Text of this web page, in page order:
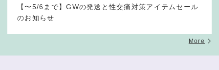
【〜5/6まで】GWの発送と性交痛対策アイテムセール
のお知らせ
More